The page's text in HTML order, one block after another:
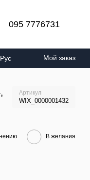
095 7776731
Рус Мой заказ
Артикул
WIX_0000001432
В желания